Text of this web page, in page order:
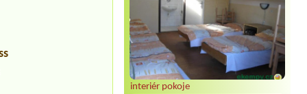
interiér pokoje